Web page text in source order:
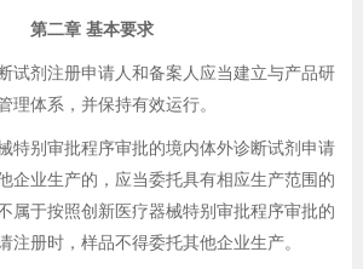
第二章 基本要求
剂注册申请人和备案人应当建立与产品研
理体系，并保持有效运行。
别审批程序审批的境内体外诊断试剂申请
企业生产的，应当委托具有相应生产范围的
属于按照创新医疗器械特别审批程序审批的
注册时，样品不得委托其他企业生产。